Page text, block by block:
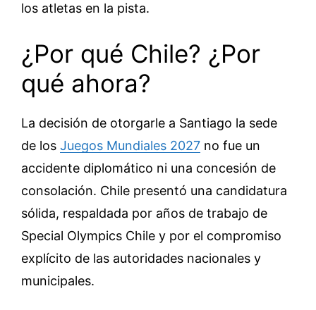
los atletas en la pista.
¿Por qué Chile? ¿Por
qué ahora?
La decisión de otorgarle a Santiago la sede
de los Juegos Mundiales 2027 no fue un
accidente diplomático ni una concesión de
consolación. Chile presentó una candidatura
sólida, respaldada por años de trabajo de
Special Olympics Chile y por el compromiso
explícito de las autoridades nacionales y
municipales.